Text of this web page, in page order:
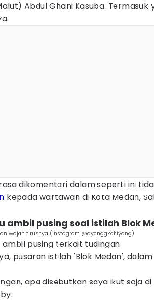
Abdul Ghani Kasuba. Termasuk
dikomentari dalam seperti ini
kepada wartawan di Kota Medan,
ambil pusing soal istilah Blok
wajah tirusnya (instagram @ayanggkahiyang)
ambil pusing terkait tudingan
pusaran istilah 'Blok Medan', dalam
apa disebutkan saya ikut saja di